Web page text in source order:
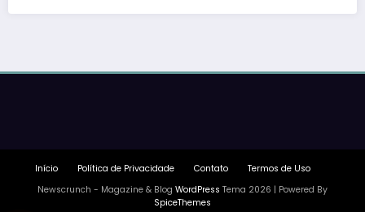
Início Política de Privacidade Contato
Termos de Uso
Newscrunch - Magazine & Blog WordPress Tema 2026 | Powered By
SpiceThemes